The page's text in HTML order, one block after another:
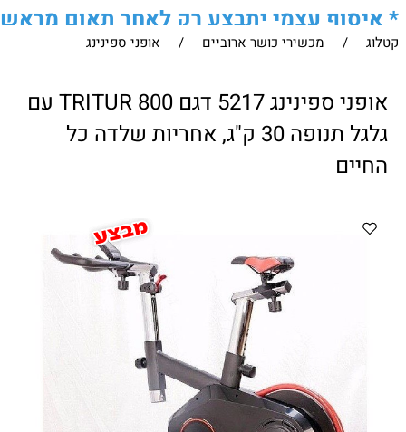
* איסוף עצמי יתבצע רק לאחר תאום מראש
של הלקוח מול נציגנו
ווטצאפ(הודעות בלבד):
052-8059900
מענה טלפוני: 04-8411075
,
04-8411010
בין השעות 9:00-17:00
לחיצת כפתור
באתר
citysport2@013.net
קטלוג / מכשירי כושר ארוביים / אופני ספינינג
אופני ספינינג 5217 דגם TRITUR 800 עם
גלגל תנופה 30 ק"ג, אחריות שלדה כל
החיים